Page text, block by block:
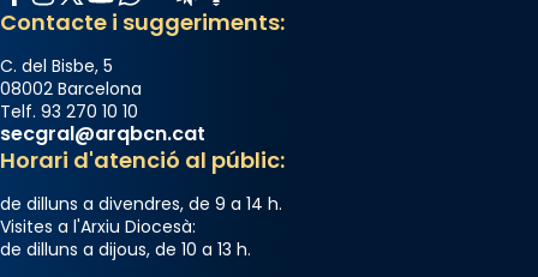
Contacte i suggeriments:
C. del Bisbe, 5
08002 Barcelona
Telf. 93 270 10 10
secgral@arqbcn.cat
Horari d'atenció al públic:
de dilluns a divendres, de 9 a 14 h.
Visites a l'Arxiu Diocesà:
de dilluns a dijous, de 10 a 13 h.